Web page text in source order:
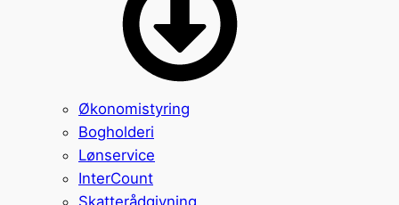
Økonomistyring
Bogholderi
Lønservice
InterCount
Skatterådgivning